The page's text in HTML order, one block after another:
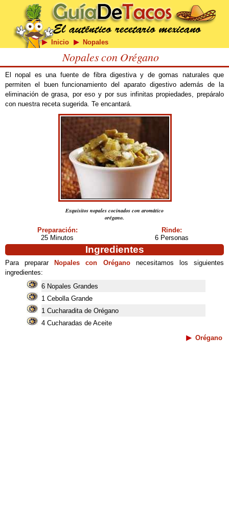
Inicio Nopales
Nopales con Orégano
El nopal es una fuente de fibra digestiva y de gomas naturales que
permiten el buen funcionamiento del aparato digestivo además de la
eliminación de grasa, por eso y por sus infinitas propiedades, prepáralo
con nuestra receta sugerida. Te encantará.
Exquisitos nopales cocinados con aromático
orégano.
Preparación:
25 Minutos
Rinde:
6 Personas
Ingredientes
Para preparar Nopales con Oréganonecesitamos los siguientes
ingredientes:
6 Nopales Grandes
1 Cebolla Grande
1 Cucharadita de Orégano
4 Cucharadas de Aceite
Orégano